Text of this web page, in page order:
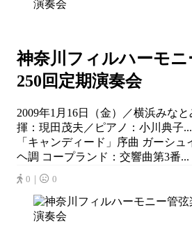
神奈川フィルハーモニ
250回定期演奏会
2009年1月16日（金）／横浜みな
揮：現田茂夫／ピアノ：小川典子
「キャンディード」序曲 ガーシュ
ヘ調 コープランド：交響曲第3番...
0｜ 0